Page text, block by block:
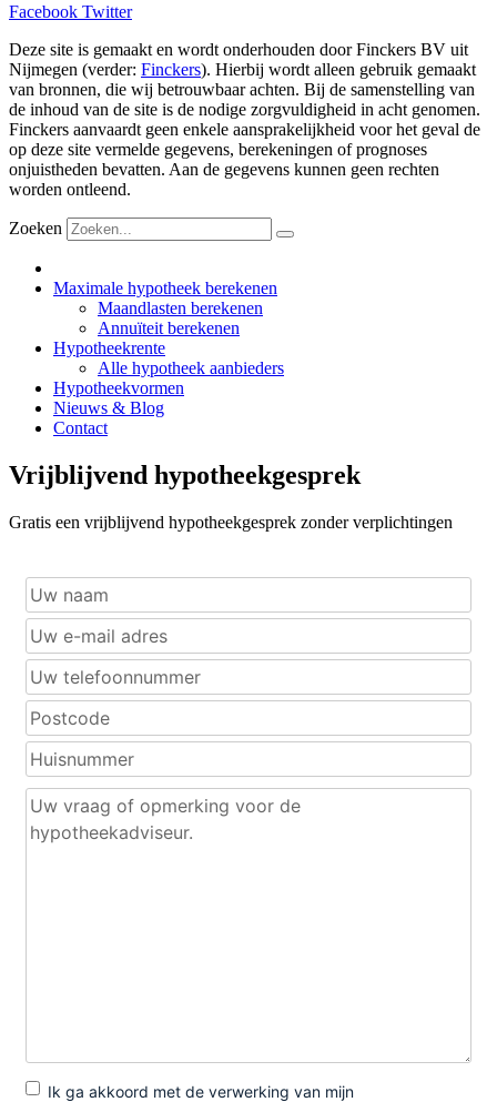
Facebook Twitter
Deze site is gemaakt en wordt onderhouden door Finckers BV uit
Nijmegen (verder: Finckers). Hierbij wordt alleen gebruik gemaakt
van bronnen, die wij betrouwbaar achten. Bij de samenstelling van
de inhoud van de site is de nodige zorgvuldigheid in acht genomen.
Finckers aanvaardt geen enkele aansprakelijkheid voor het geval de
op deze site vermelde gegevens, berekeningen of prognoses
onjuistheden bevatten. Aan de gegevens kunnen geen rechten
worden ontleend.
Zoeken
Maximale hypotheek berekenen
Maandlasten berekenen
Annuïteit berekenen
Hypotheekrente
Alle hypotheek aanbieders
Hypotheekvormen
Nieuws & Blog
Contact
Vrijblijvend hypotheekgesprek
Gratis een vrijblijvend hypotheekgesprek zonder verplichtingen